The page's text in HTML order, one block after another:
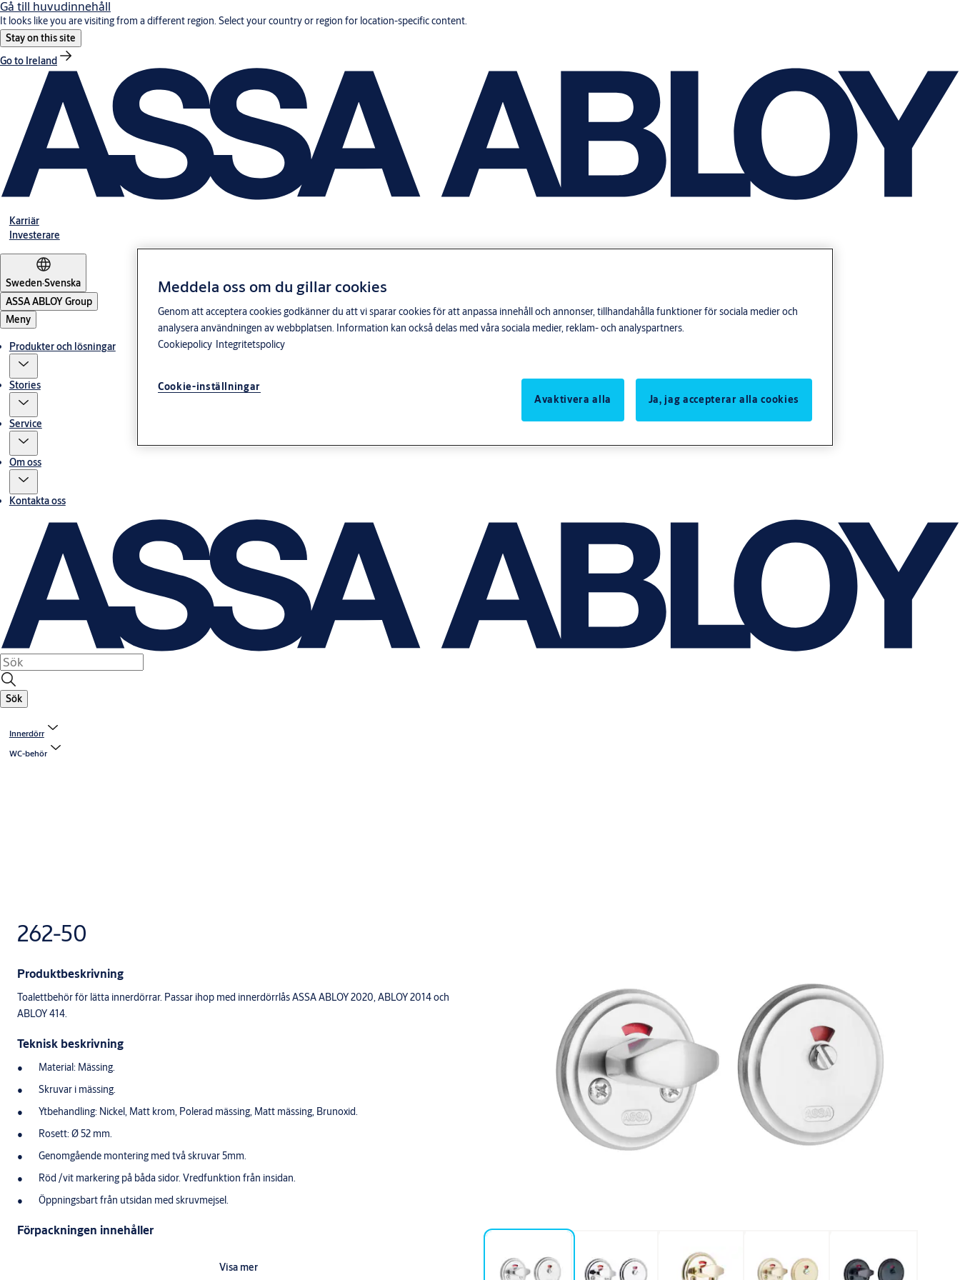
Gå till huvudinnehåll
It looks like you are visiting from a different region. Select your country or region for location-specific content.
Stay on this site
Go to Ireland
Karriär
Investerare
Sweden·Svenska
ASSA ABLOY Group
Meny
Produkter och lösningar
Stories
Service
Om oss
Kontakta oss
Sök
Innerdörr
WC-behör
262-50
Produktbeskrivning
Toalettbehör för lätta innerdörrar. Passar ihop med innerdörrlås ASSA ABLOY 2020, ABLOY 2014 och
ABLOY 414.
Teknisk beskrivning
Material: Mässing.
Skruvar i mässing.
Ytbehandling: Nickel, Matt krom, Polerad mässing, Matt mässing, Brunoxid.
Rosett: Ø 52 mm.
Genomgående montering med två skruvar 5mm.
Röd /vit markering på båda sidor. Vredfunktion från insidan.
Öppningsbart från utsidan med skruvmejsel.
Förpackningen innehåller
Visa mer
Meddela oss om du gillar cookies
Genom att acceptera cookies godkänner du att vi sparar cookies för att anpassa innehåll och annonser, tillhandahålla funktioner för sociala medier och
analysera användningen av webbplatsen. Information kan också delas med våra sociala medier, reklam- och analyspartners.
Cookiepolicy Integritetspolicy
Cookie-inställningar
Avaktivera alla
Ja, jag accepterar alla cookies